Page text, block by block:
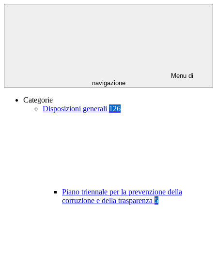
Menu di
navigazione
Categorie
Disposizioni generali 126
Piano triennale per la prevenzione della
corruzione e della trasparenza 5